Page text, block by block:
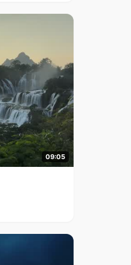
——又甜又凉的
种滋味就甭提
人来说，这些
09:05